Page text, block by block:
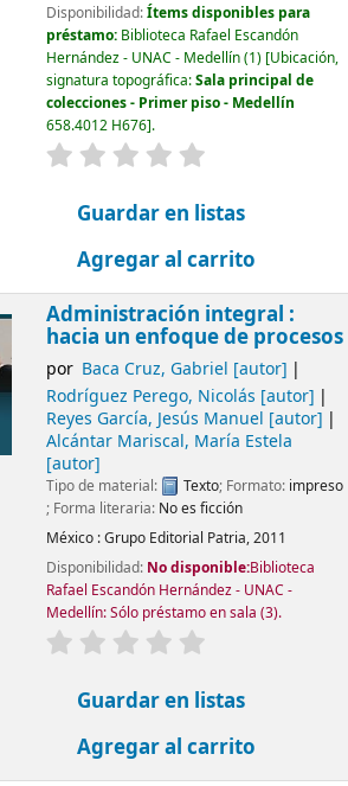
Disponibilidad:Ítems disponibles para
préstamo: Biblioteca Rafael Escandón
Hernández - UNAC - Medellín(1) Ubicación,
signatura topográfica:Sala principal de
colecciones - Primer piso - Medellín
658.4012 H676 .
valoración
Guardar en listas
Agregar al carrito
Administración integral :
hacia un enfoque de procesos
por Baca Cruz, Gabriel [autor]
Rodríguez Perego, Nicolás [autor]
Reyes García, Jesús Manuel [autor]
Alcántar Mariscal, María Estela
[autor]
Tipo de material: Texto; Formato: impreso
; Forma literaria: No es ficción
México :Grupo Editorial Patria,2011
Disponibilidad: No disponible:Biblioteca
Rafael Escandón Hernández - UNAC -
Medellín: Sólo préstamo en sala (3).
valoración
Guardar en listas
Agregar al carrito